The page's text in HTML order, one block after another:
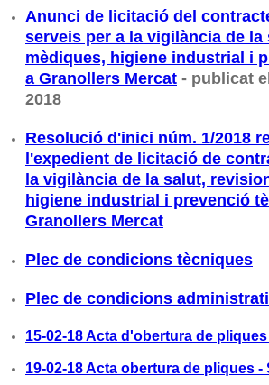
Anunci de licitació del
serveis per a la vigilància de
mèdiques, higiene industrial i
a Granollers Mercat - publicat
2018
Resolució d'inici núm. 1/2018
l'expedient de licitació de
la vigilància de la salut,
higiene industrial i prevenció
Granollers Mercat
Plec de condicions tècniques
Plec de condicions
15-02-18 Acta d'obertura de
19-02-18 Acta obertura de pliques -